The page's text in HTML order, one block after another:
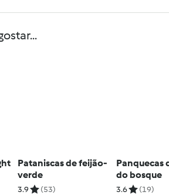
Pataniscas de feijão-
verde
3.9 (53)
Panquecas
do bosque
3.6 (19)